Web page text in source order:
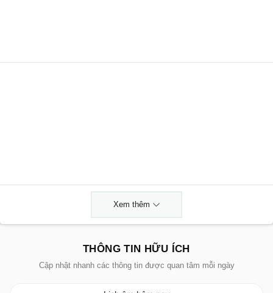
Xem thêm
THÔNG TIN HỮU ÍCH
Cập nhật nhanh các thông tin được quan tâm mỗi ngày